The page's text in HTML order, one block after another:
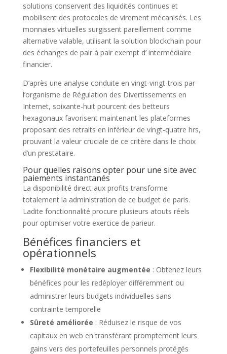
solutions conservent des liquidités continues et
mobilisent des protocoles de virement mécanisés. Les
monnaies virtuelles surgissent pareillement comme
alternative valable, utilisant la solution blockchain pour
des échanges de pair à pair exempt d’ intermédiaire
financier.
D’après une analyse conduite en vingt-vingt-trois par
l’organisme de Régulation des Divertissements en
Internet, soixante-huit pourcent des betteurs
hexagonaux favorisent maintenant les plateformes
proposant des retraits en inférieur de vingt-quatre hrs,
prouvant la valeur cruciale de ce critère dans le choix
d’un prestataire.
Pour quelles raisons opter pour une site avec
paiements instantanés
La disponibilité direct aux profits transforme
totalement la administration de ce budget de paris.
Ladite fonctionnalité procure plusieurs atouts réels
pour optimiser votre exercice de parieur.
Bénéfices financiers et
opérationnels
Flexibilité monétaire augmentée : Obtenez leurs
bénéfices pour les redéployer différemment ou
administrer leurs budgets individuelles sans
contrainte temporelle
Sûreté améliorée : Réduisez le risque de vos
capitaux en web en transférant promptement leurs
gains vers des portefeuilles personnels protégés